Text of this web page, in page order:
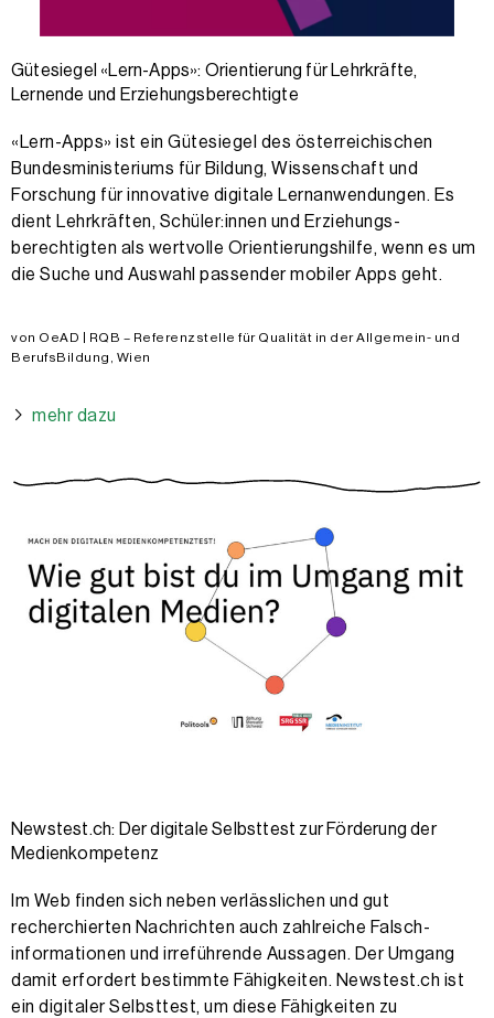
Gütesiegel «Lern-Apps»: Orientierung für Lehrkräfte,
Lernende und Erziehungsberechtigte
«Lern-Apps» ist ein Gütesiegel des österreichischen
Bundesministeriums für Bildung, Wissenschaft und
Forschung für innovative digitale Lernanwendungen. Es
dient Lehrkräften, Schüler:innen und Erziehungs­
berechtigten als wertvolle Orientierungshilfe, wenn es um
die Suche und Auswahl passender mobiler Apps geht.
von OeAD | RQB – Referenzstelle für Qualität in der Allgemein- und
BerufsBildung, Wien
mehr dazu
Newstest.ch: Der digitale Selbsttest zur Förderung der
Medienkompetenz
Im Web finden sich neben verlässlichen und gut
recherchierten Nachrichten auch zahlreiche Falsch­
informationen und irreführende Aussagen. Der Umgang
damit erfordert bestimmte Fähigkeiten. Newstest.ch ist
ein digitaler Selbsttest, um diese Fähigkeiten zu